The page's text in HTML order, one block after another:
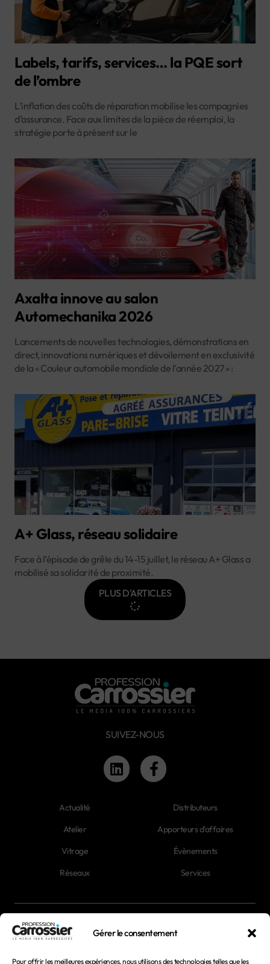
Gérer le consentement
Pour offrir les meilleures expériences, nous utilisons des technologies telles que les
Labels, tarifs, services… la PQE sort
de l’ombre
L’inflation des coûts de réparation mobilise les compagnies
d’assurance. Face aux limites de la pièce de réemploi, la
stratégie porte à présent sur le
Axalta innove au salon
Automechanika 2026
Lancements de nouvelles technologies, démonstrations en
direct, innovations numériques et dévoilement en exclusivité
de la « Couleur automobile mondiale de l’année 2027 » :
A+ Glass, réseau solidaire
Face à l’épisode de grêle du 14-15 juillet, le réseau A+ Glass a
mobilisé sa solidarité de proximité.
PLUS D'ARTICLES
SUIVEZ-NOUS
Actualité
Atelier
Vitrage
Réseaux
Distributeurs
Apporteurs d'affaires
Évènements
Services